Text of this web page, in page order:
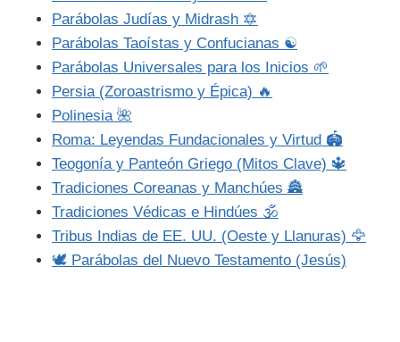
Parábolas Judías y Midrash 🔯
Parábolas Taoístas y Confucianas ☯️
Parábolas Universales para los Inicios 🌱
Persia (Zoroastrismo y Épica) 🔥
Polinesia 🌺
Roma: Leyendas Fundacionales y Virtud 🏟️
Teogonía y Panteón Griego (Mitos Clave) 🔱
Tradiciones Coreanas y Manchúes 🏯
Tradiciones Védicas e Hindúes 🕉️
Tribus Indias de EE. UU. (Oeste y Llanuras) 🦅
🕊️ Parábolas del Nuevo Testamento (Jesús)